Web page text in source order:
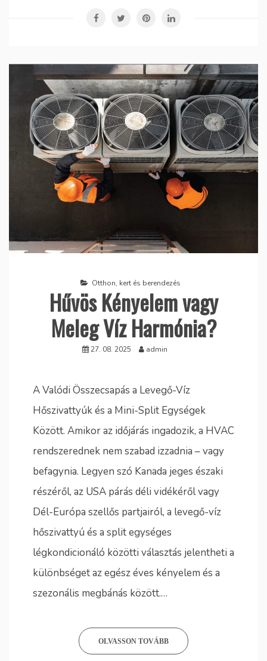
Otthon, kert és berendezés
Hűvös Kényelem vagy
Meleg Víz Harmónia?
27. 08. 2025 admin
A Valódi Összecsapás a Levegő-Víz
Hőszivattyúk és a Mini-Split Egységek
Között. Amikor az időjárás ingadozik, a HVAC
rendszerednek nem szabad izzadnia – vagy
befagynia. Legyen szó Kanada jeges északi
részéről, az USA párás déli vidékéről vagy
Dél-Európa szellős partjairól, a levegő-víz
hőszivattyú és a split egységes
légkondicionáló közötti választás jelentheti a
különbséget az egész éves kényelem és a
szezonális megbánás között.…
OLVASSON TOVÁBB